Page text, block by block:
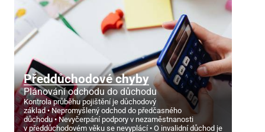
Předdůchodové chyby
Plánování odchodu do důchodu
Kontrola průběhu pojištění je důchodový
základ
Nepromyšlený odchod do předčasného
důchodu
Nevyčerpání podpory v nezaměstnanosti
v předdůchodovém věku se nevyplácí
O invalidní důchod je